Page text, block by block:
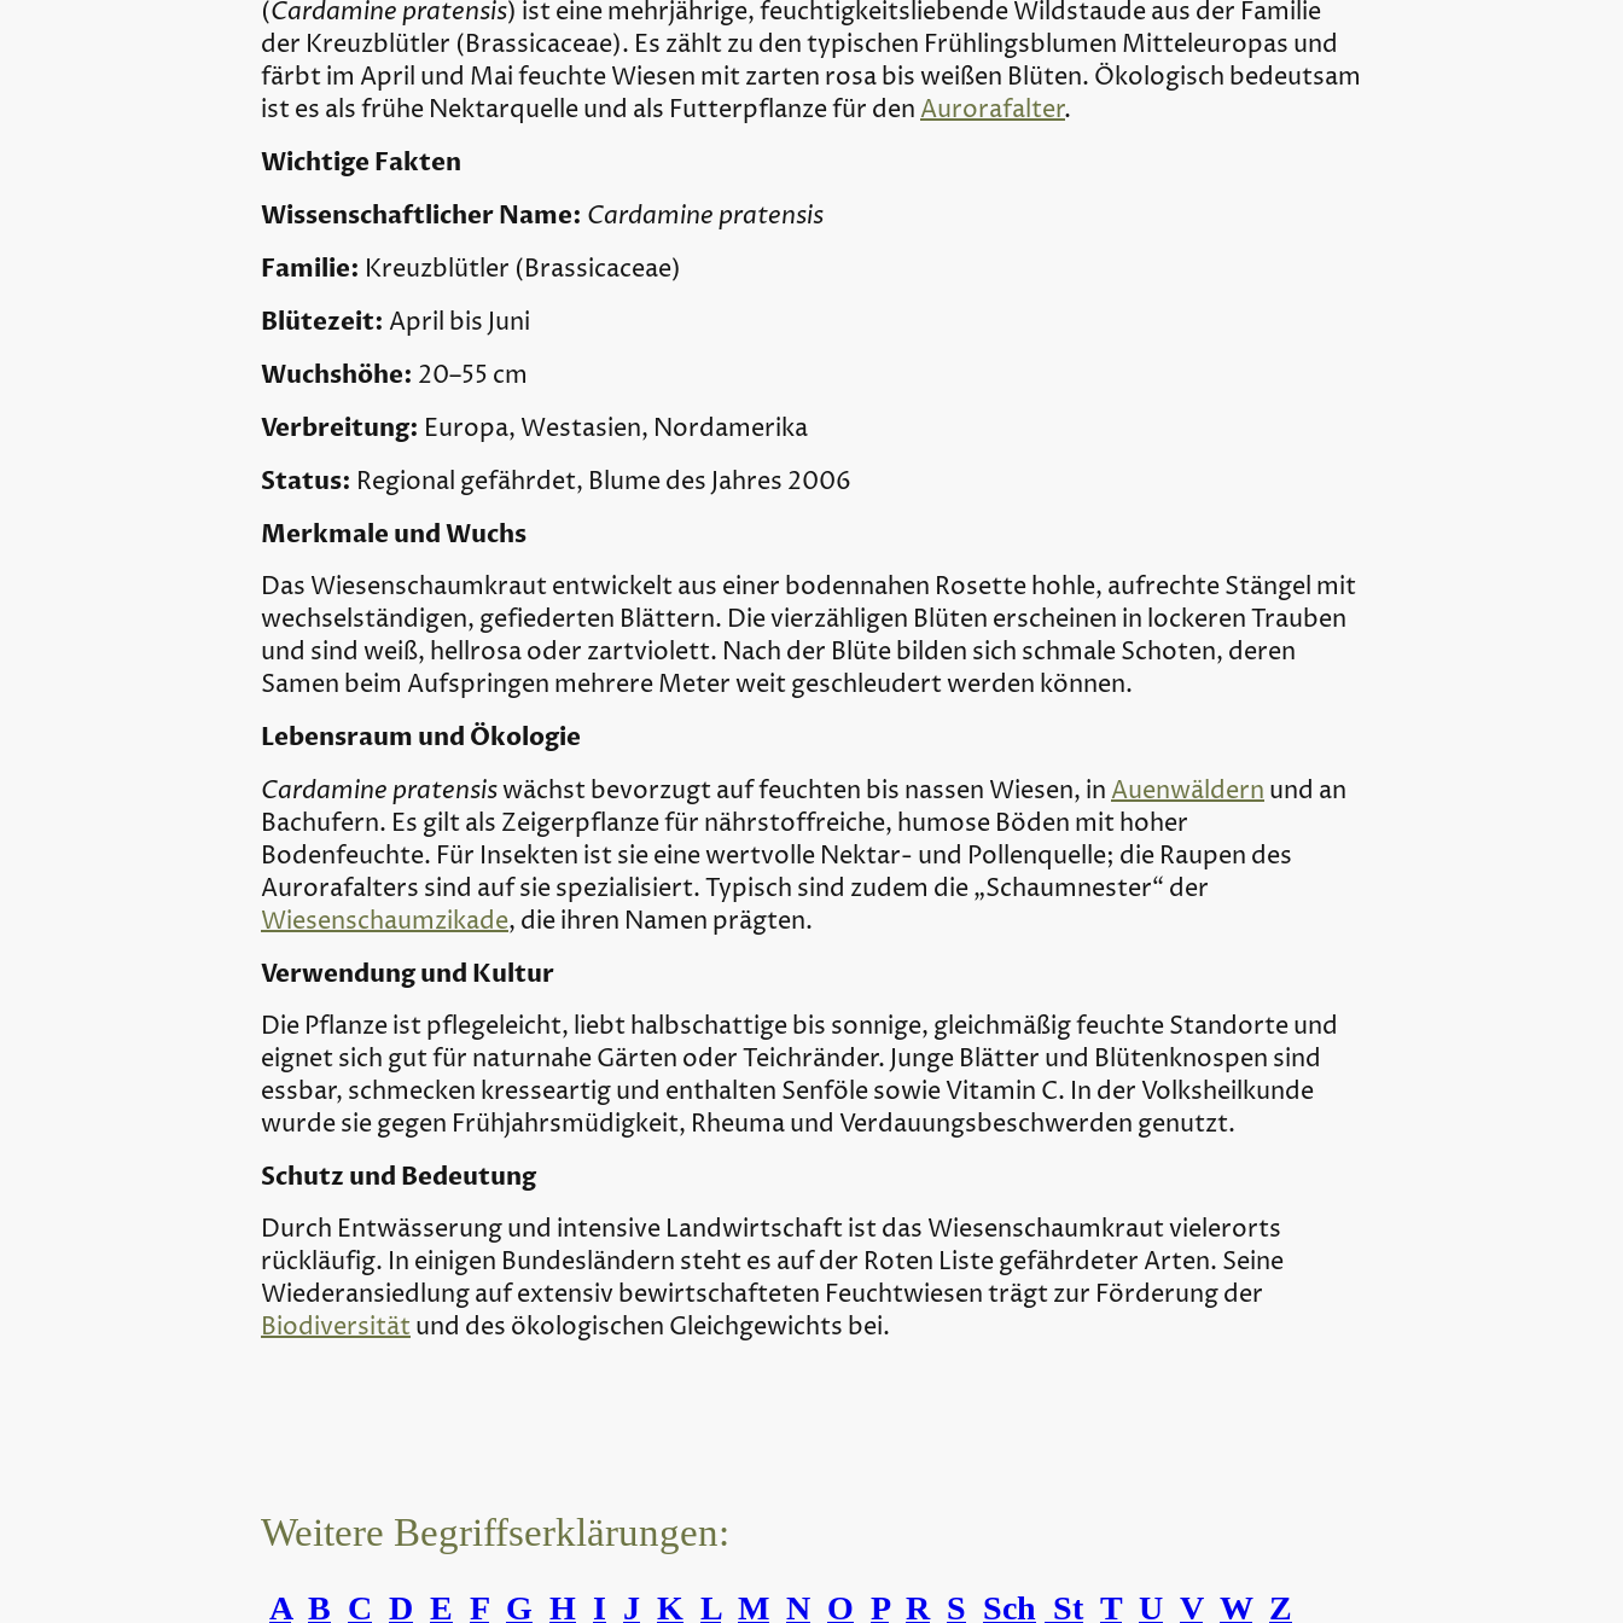
(Cardamine pratensis) ist eine mehrjährige, feuchtigkeitsliebende Wildstaude aus der Familie
der Kreuzblütler (Brassicaceae). Es zählt zu den typischen Frühlingsblumen Mitteleuropas und
färbt im April und Mai feuchte Wiesen mit zarten rosa bis weißen Blüten. Ökologisch bedeutsam
ist es als frühe Nektarquelle und als Futterpflanze für denAurorafalter.
Wichtige Fakten
Wissenschaftlicher Name: Cardamine pratensis
Familie: Kreuzblütler (Brassicaceae)
Blütezeit: April bis Juni
Wuchshöhe: 20–55 cm
Verbreitung: Europa, Westasien, Nordamerika
Status: Regional gefährdet, Blume des Jahres 2006
Merkmale und Wuchs
Das Wiesenschaumkraut entwickelt aus einer bodennahen Rosette hohle, aufrechte Stängel mit
wechselständigen, gefiederten Blättern. Die vierzähligen Blüten erscheinen in lockeren Trauben
und sind weiß, hellrosa oder zartviolett. Nach der Blüte bilden sich schmale Schoten, deren
Samen beim Aufspringen mehrere Meter weit geschleudert werden können.
Lebensraum und Ökologie
Cardamine pratensiswächst bevorzugt auf feuchten bis nassen Wiesen, inAuenwäldernund an
Bachufern. Es gilt als Zeigerpflanze für nährstoffreiche, humose Böden mit hoher
Bodenfeuchte. Für Insekten ist sie eine wertvolle Nektar- und Pollenquelle; die Raupen des
Aurorafalters sind auf sie spezialisiert. Typisch sind zudem die „Schaumnester“ der
Wiesenschaumzikade, die ihren Namen prägten.
Verwendung und Kultur
Die Pflanze ist pflegeleicht, liebt halbschattige bis sonnige, gleichmäßig feuchte Standorte und
eignet sich gut für naturnahe Gärten oder Teichränder. Junge Blätter und Blütenknospen sind
essbar, schmecken kresseartig und enthalten Senföle sowie Vitamin C. In der Volksheilkunde
wurde sie gegen Frühjahrsmüdigkeit, Rheuma und Verdauungsbeschwerden genutzt.
Schutz und Bedeutung
Durch Entwässerung und intensive Landwirtschaft ist das Wiesenschaumkraut vielerorts
rückläufig. In einigen Bundesländern steht es auf der Roten Liste gefährdeter Arten. Seine
Wiederansiedlung auf extensiv bewirtschafteten Feuchtwiesen trägt zur Förderung der
Biodiversitätund des ökologischen Gleichgewichts bei.
Weitere Begriffserklärungen:
A B C D E F G H I J K L M N O P R S Sch St T U V W Z